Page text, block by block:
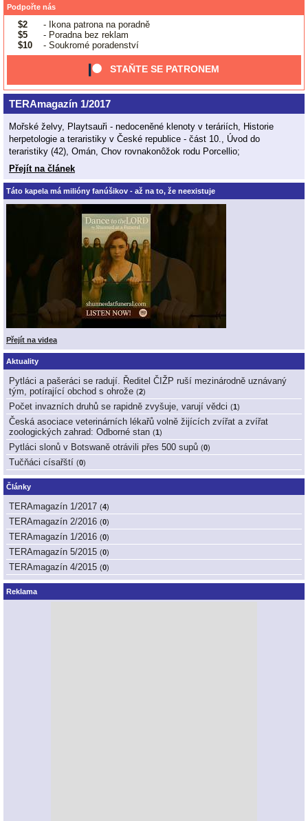
Podpořte nás
$2
- Ikona patrona na poradně
$5
- Poradna bez reklam
$10
- Soukromé poradenství
STAŇTE SE PATRONEM
TERAmagazín 1/2017
Mořské želvy, Playtsauři - nedoceněné klenoty v teráriích, Historie
herpetologie a teraristiky v České republice - část 10., Úvod do
teraristiky (42), Omán, Chov rovnakonôžok rodu Porcellio;
Přejít na článek
Táto kapela má milióny fanúšikov - až na to, že neexistuje
Přejít na videa
Aktuality
Pytláci a pašeráci se radují. Ředitel ČIŽP ruší mezinárodně uznávaný
tým, potírající obchod s ohrože (2)
Počet invazních druhů se rapidně zvyšuje, varují vědci (1 )
Česká asociace veterinárních lékařů volně žijících zvířat a zvířat
zoologických zahrad: Odborné stan (1 )
Pytláci slonů v Botswaně otrávili přes 500 supů (0)
Tučňáci císařští (0)
Články
TERAmagazín 1/2017 (4)
TERAmagazín 2/2016 (0)
TERAmagazín 1/2016 (0)
TERAmagazín 5/2015 (0)
TERAmagazín 4/2015 (0)
Reklama